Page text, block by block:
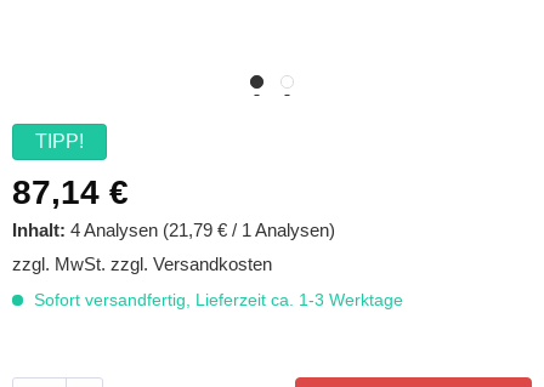
TIPP!
87,14 €
Inhalt: 4 Analysen (21,79 € / 1 Analysen)
zzgl. MwSt. zzgl. Versandkosten
Sofort versandfertig, Lieferzeit ca. 1-3 Werktage